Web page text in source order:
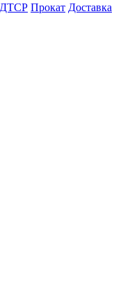
ДТСР Прокат Доставка